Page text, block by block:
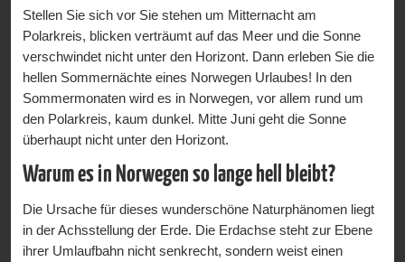
siebeneinhalb Meter hohe "Goldene Himmelsleiter"
angesehen.
Ausflug zum Nordkap
Knapp 300km sind es noch bis zum Nordkap. Durch eine
traumhafte "Indian Summer Stimmung" geht es dem
nördlichsten Punkt Norwegens und Europas entgegen. Ab
und an lacht sogar die Sonne durch die markante
Nordkapkugel. Hier an der Spitze ist es arktisch und kahl.
Rentiere ziehen gemütlich über die arktischen Hochflächen.
Im nördlichsten Fischerdorf der Welt, in Skarsvåg lohnt eine
kleine Wanderung zum Krikeporten, einem Felstor mit einem
Stellen Sie sich vor Sie stehen um Mitternacht am
Polarkreis, blicken verträumt auf das Meer und die Sonne
verschwindet nicht unter den Horizont. Dann erleben Sie die
hellen Sommernächte eines Norwegen Urlaubes! In den
Sommermonaten wird es in Norwegen, vor allem rund um
den Polarkreis, kaum dunkel. Mitte Juni geht die Sonne
überhaupt nicht unter den Horizont.
Warum es in Norwegen so lange hell bleibt?
Die Ursache für dieses wunderschöne Naturphänomen liegt
in der Achsstellung der Erde. Die Erdachse steht zur Ebene
ihrer Umlaufbahn nicht senkrecht, sondern weist einen